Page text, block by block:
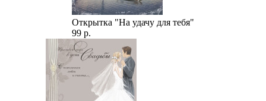
Открытка "На удачу для тебя"
99 р.